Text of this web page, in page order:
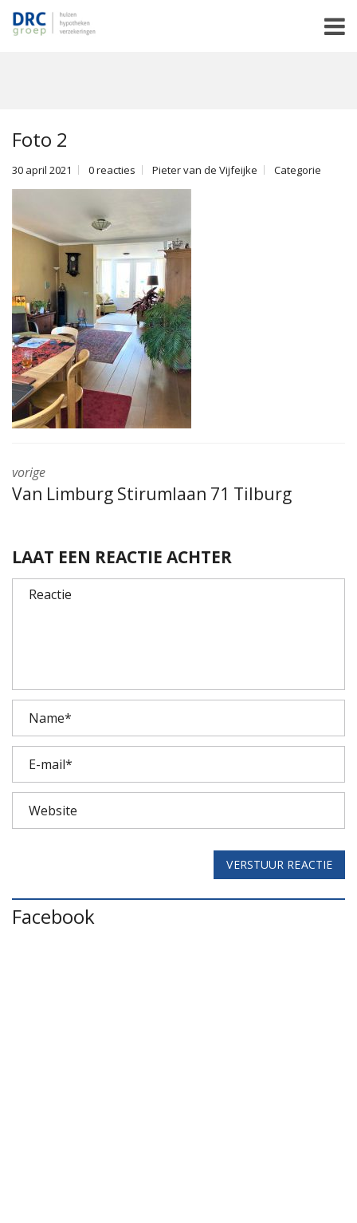
Foto 2
30 april 2021 0 reacties Pieter van de Vijfeijke Categorie
vorige
Van Limburg Stirumlaan 71 Tilburg
LAAT EEN REACTIE ACHTER
VERSTUUR REACTIE
Facebook